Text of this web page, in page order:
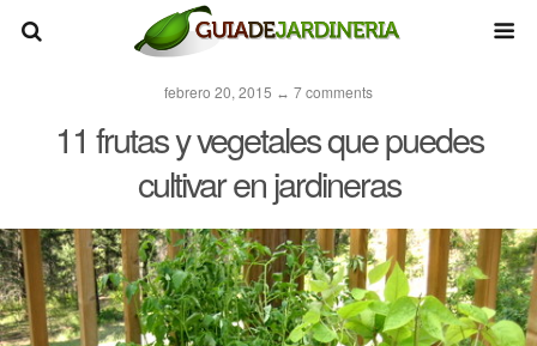
febrero 20, 2015 ↔ 7 comments
11 frutas y vegetales que puedes
cultivar en jardineras